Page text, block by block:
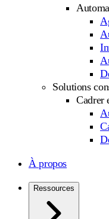
Solutions
Cadrer
À propos
Ressources